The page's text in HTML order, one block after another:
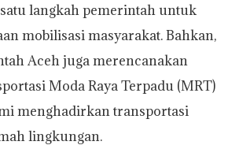
langkah pemerintah untuk
mobilisasi masyarakat. Bahkan,
Aceh juga merencanakan
Moda Raya Terpadu (MRT)
menghadirkan transportasi
lingkungan.